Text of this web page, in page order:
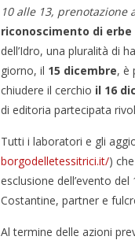
10 alle 13, prenotazione
riconoscimento di
dell’Idro, una pluralità di
giorno, il 15 dicembre, è
chiudere il cerchio il 16
di editoria partecipata
Tutti i laboratori e gli
borgodelletessitrici.it/)
esclusione dell’evento
Costantine, partner e
Al termine delle azioni